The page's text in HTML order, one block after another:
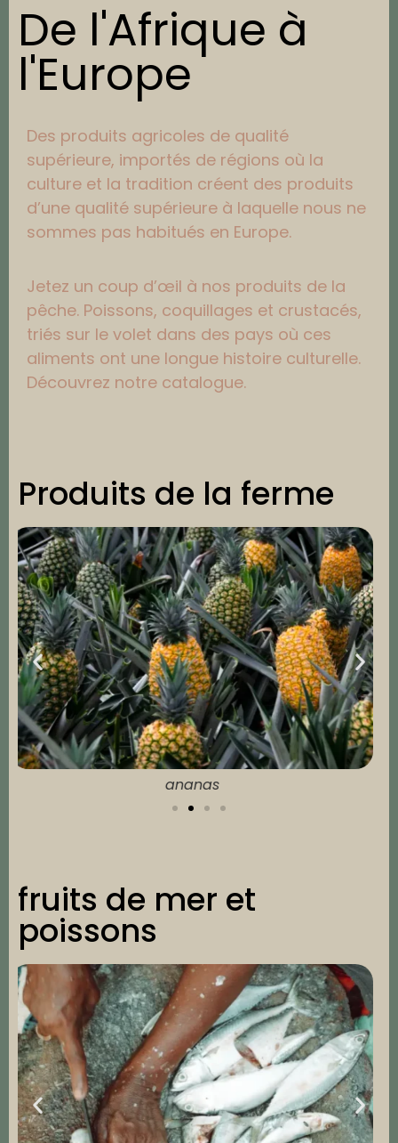
De l'Afrique à
l'Europe
Des produits agricoles de qualité
supérieure, importés de régions où la
culture et la tradition créent des produits
d’une qualité supérieure à laquelle nous ne
sommes pas habitués en Europe.
Jetez un coup d’œil à nos produits de la
pêche. Poissons, coquillages et crustacés,
triés sur le volet dans des pays où ces
aliments ont une longue histoire culturelle.
Découvrez notre catalogue.
Produits de la ferme
bananes
fruits de mer et
poissons